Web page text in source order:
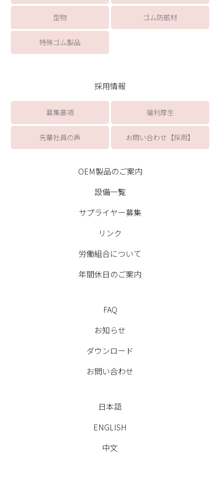
型物 ゴム防舷材
特殊ゴム製品
採用情報
募集要項 福利厚生
先輩社員の声 お問い合わせ【採用】
OEM製品のご案内
設備一覧
サプライヤー募集
リンク
労働組合について
年間休日のご案内
FAQ
お知らせ
ダウンロード
お問い合わせ
日本語
ENGLISH
中文